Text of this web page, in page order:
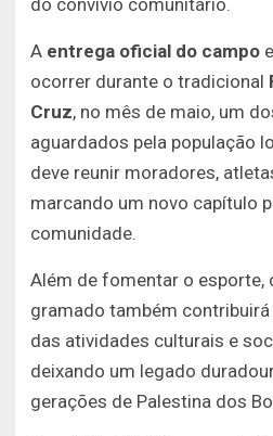
do convívio comunitário.
A entrega oficial do campo
ocorrer durante o tradicional
Cruz, no mês de maio, um
aguardados pela população
deve reunir moradores,
marcando um novo capítulo
comunidade.
Além de fomentar o esporte,
gramado também
das atividades culturais e
deixando um legado
gerações de Palestina dos